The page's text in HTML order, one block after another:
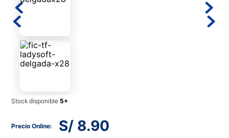
Stock disponible
S/ 8.90